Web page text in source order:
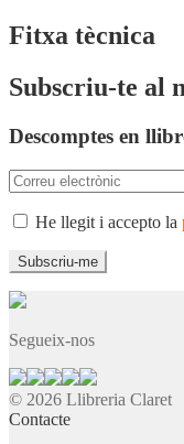
Fitxa tècnica
Subscriu-te al
Descomptes en
He llegit i accepto la
Segueix-nos
© 2026 Llibreria Claret
Contacte